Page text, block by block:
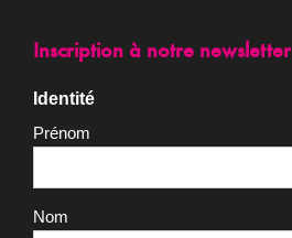
Inscription à notre newsletter
Identité
Prénom
Nom